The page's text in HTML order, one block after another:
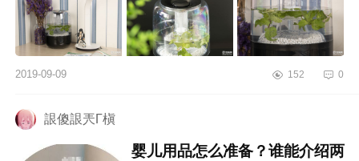
2019-09-09 152 0
詪傻詪兲Γ槇
婴儿用品怎么准备？谁能介绍两